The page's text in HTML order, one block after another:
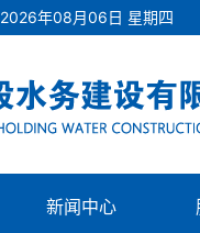
2026年08月06日 星期四
新闻中心